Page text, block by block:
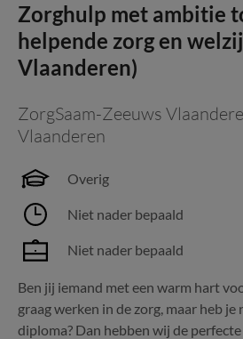
Zorghulp met ambitie
helpende zorg en
Vlaanderen)
ZorgSaam-Zeeuws
Vlaanderen
Overig
Niet nader bepaald
Niet nader bepaald
Ben jij iemand met een warm hart
graag werken in de zorg, maar heb
diploma? Dan hebben wij de